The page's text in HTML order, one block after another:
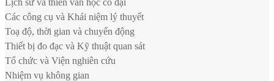
Các công cụ và Khái niệm lý thuyết
Toạ độ, thời gian và chuyển động
Thiết bị đo đạc và Kỹ thuật quan sát
Tổ chức và Viện nghiên cứu
Nhiệm vụ không gian